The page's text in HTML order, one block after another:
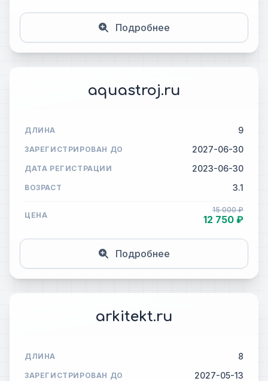
Подробнее
aquastroj.ru
ДЛИНА 9
ЗАРЕГИСТРИРОВАН ДО 2027-06-30
ДАТА РЕГИСТРАЦИИ 2023-06-30
ВОЗРАСТ 3.1
ЦЕНА
15 000 ₽
12 750 ₽
Подробнее
arkitekt.ru
ДЛИНА 8
ЗАРЕГИСТРИРОВАН ДО 2027-05-13